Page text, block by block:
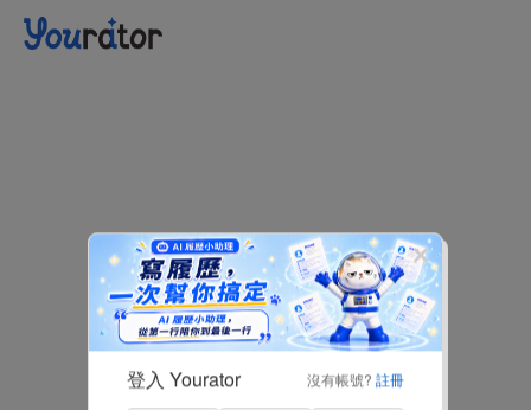
登入 Yourator 沒有帳號? 註冊